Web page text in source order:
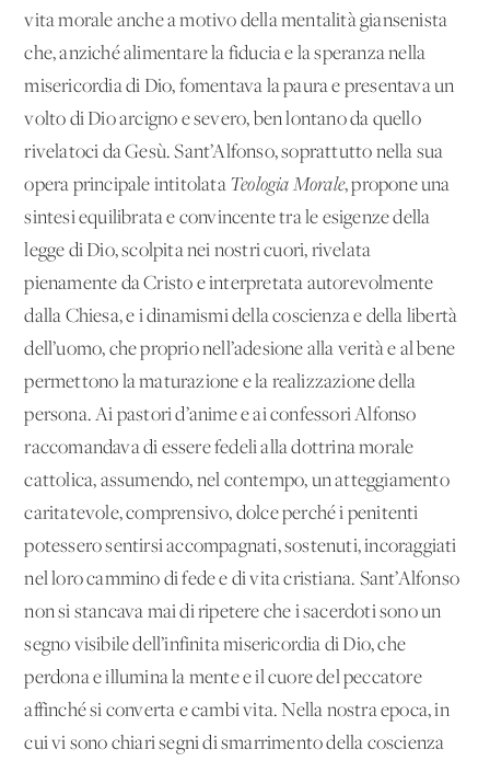
vita morale anche a motivo della mentalità giansenista
che, anziché alimentare la fiducia e la speranza nella
misericordia di Dio, fomentava la paura e presentava un
volto di Dio arcigno e severo, ben lontano da quello
rivelatoci da Gesù. Sant’Alfonso, soprattutto nella sua
opera principale intitolata Teologia Morale, propone una
sintesi equilibrata e convincente tra le esigenze della
legge di Dio, scolpita nei nostri cuori, rivelata
pienamente da Cristo e interpretata autorevolmente
dalla Chiesa, e i dinamismi della coscienza e della libertà
dell’uomo, che proprio nell’adesione alla verità e al bene
permettono la maturazione e la realizzazione della
persona. Ai pastori d’anime e ai confessori Alfonso
raccomandava di essere fedeli alla dottrina morale
cattolica, assumendo, nel contempo, un atteggiamento
caritatevole, comprensivo, dolce perché i penitenti
potessero sentirsi accompagnati, sostenuti, incoraggiati
nel loro cammino di fede e di vita cristiana. Sant’Alfonso
non si stancava mai di ripetere che i sacerdoti sono un
segno visibile dell’infinita misericordia di Dio, che
perdona e illumina la mente e il cuore del peccatore
affinché si converta e cambi vita. Nella nostra epoca, in
cui vi sono chiari segni di smarrimento della coscienza